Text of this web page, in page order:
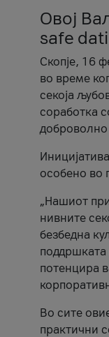
Овој
safe
Скопје, 16
во време
секоја
соработка
доброволно
особено во
„Нашиот
нивните
безбедна
поддршката
потенцира
Во сите
практични